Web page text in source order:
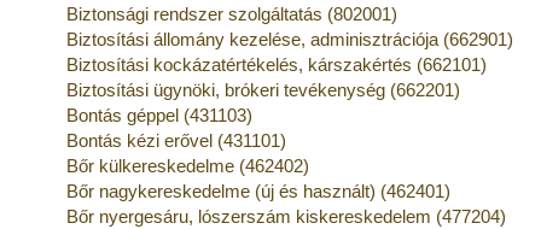
Biztonsági rendszer szolgáltatás (802001)
Biztosítási állomány kezelése, adminisztrációja (662901)
Biztosítási kockázatértékelés, kárszakértés (662101)
Biztosítási ügynöki, brókeri tevékenység (662201)
Bontás géppel (431103)
Bontás kézi erővel (431101)
Bőr külkereskedelme (462402)
Bőr nagykereskedelme (új és használt) (462401)
Bőr nyergesáru, lószerszám kiskereskedelem (477204)